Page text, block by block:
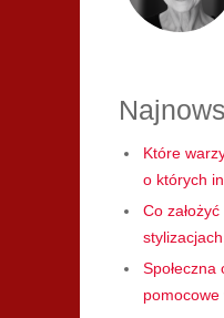
Które
o których
Co
Społeczna
pomocowe